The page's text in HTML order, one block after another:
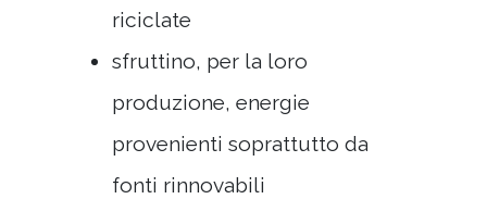
riciclate
sfruttino, per la loro
produzione, energie
provenienti soprattutto da
fonti rinnovabili